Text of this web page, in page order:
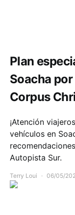
Plan
Soacha
Corpus
¡Atención
vehículos en
Autopista Sur.
Terry Loui 06/05/